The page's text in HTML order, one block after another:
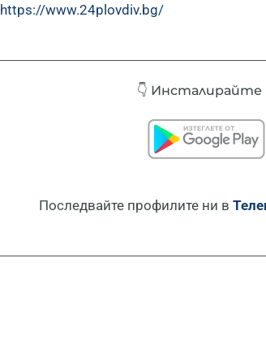
https://www.24plovdiv.bg/
👇 Инсталирайте
Последвайте профилите ни в